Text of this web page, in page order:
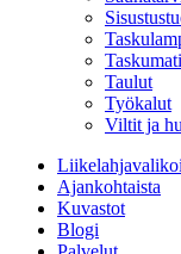
Taulut
Työkalut
Viltit ja
Ajankohtaista
Kuvastot
Blogi